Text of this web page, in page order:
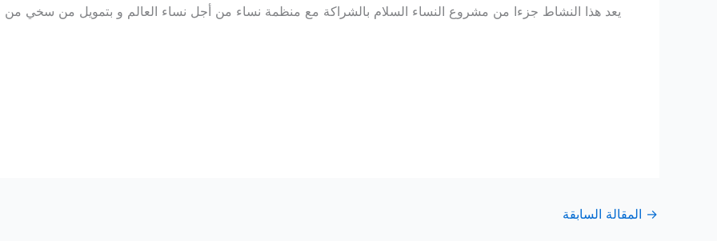
يعد هذا النشاط جزءا من مشروع النساء السلام بالشراكة مع منظمة نساء من أجل نساء العالم و بتمويل من سخي من
→ المقالة السابقة